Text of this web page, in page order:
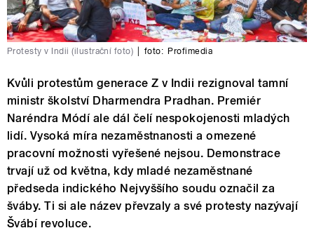
Protesty v Indii (ilustrační foto) foto: Profimedia
Kvůli protestům generace Z v Indii rezignoval tamní
ministr školství Dharmendra Pradhan. Premiér
Naréndra Módí ale dál čelí nespokojenosti mladých
lidí. Vysoká míra nezaměstnanosti a omezené
pracovní možnosti vyřešené nejsou. Demonstrace
trvají už od května, kdy mladé nezaměstnané
předseda indického Nejvyššího soudu označil za
šváby. Ti si ale název převzaly a své protesty nazývají
Švábí revoluce.